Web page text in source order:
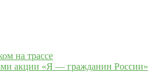
на трассе
акции «Я — гражданин России»